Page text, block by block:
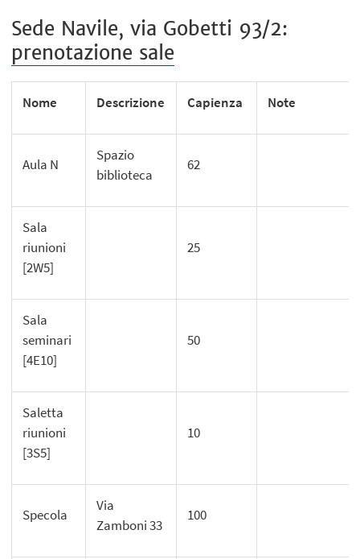
Sede Navile, via Gobetti 93/2:
prenotazione sale
Nome Descrizione Capienza Note
Aula N
Spazio
biblioteca
62
Sala
riunioni
[2W5]
25
Sala
seminari
[4E10]
50
Saletta
riunioni
[3S5]
10
Specola
Via
Zamboni 33
100